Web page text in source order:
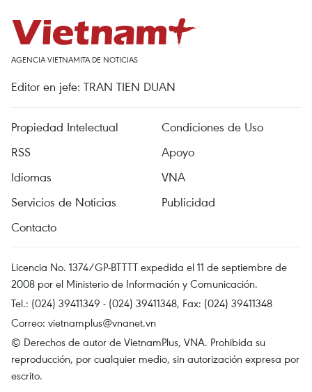
AGENCIA VIETNAMITA DE NOTICIAS
Editor en jefe: TRAN TIEN DUAN
Propiedad Intelectual
Condiciones de Uso
RSS
Apoyo
Idiomas
VNA
Servicios de Noticias
Publicidad
Contacto
Licencia No. 1374/GP-BTTTT expedida el 11 de septiembre de
2008 por el Ministerio de Información y Comunicación.
Tel.: (024) 39411349 - (024) 39411348, Fax: (024) 39411348
Correo: vietnamplus@vnanet.vn
© Derechos de autor de VietnamPlus, VNA. Prohibida su
reproducción, por cualquier medio, sin autorización expresa por
escrito.